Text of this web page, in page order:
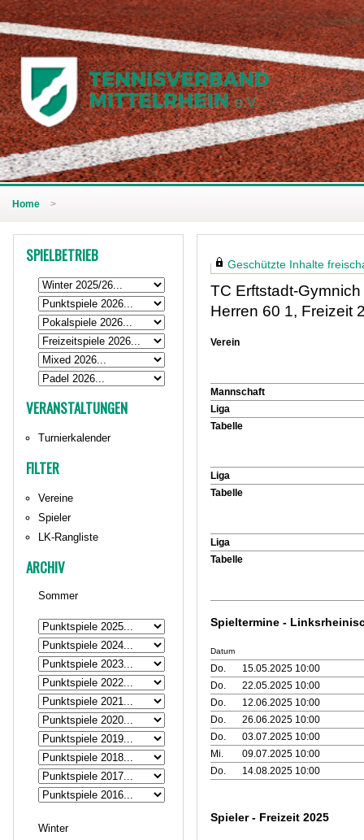
Home >
SPIELBETRIEB
VERANSTALTUNGEN
Turnierkalender
FILTER
Vereine
Spieler
LK-Rangliste
ARCHIV
Sommer
Winter
Geschützte Inhalte
TC Erftstadt-
Herren 60 1, Freizeit
Verein
Mannschaft
Liga
Tabelle
Liga
Tabelle
Liga
Tabelle
Spieltermine -
Datum
Do.
15.05.2025 10:00
Do.
22.05.2025 10:00
Do.
12.06.2025 10:00
Do.
26.06.2025 10:00
Do.
03.07.2025 10:00
Mi.
09.07.2025 10:00
Do.
14.08.2025 10:00
Spieler - Freizeit 2025